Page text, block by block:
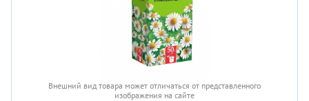
Внешний вид товара может отличаться от представленного
изображения на сайте